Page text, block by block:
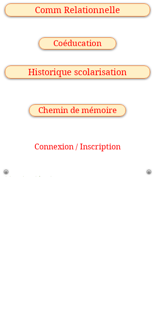
Comm Relationnelle
Coéducation
Historique scolarisation
Chemin de mémoire
Connexion / Inscription